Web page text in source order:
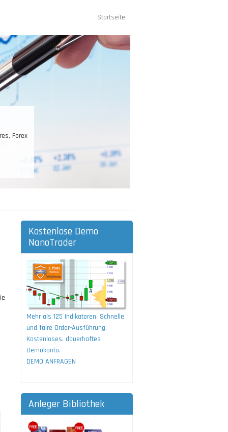
Startseite
Ihr
Kostenlose Demo
NanoTrader
Mehr als 125 Indikatoren. Schnelle
und faire Order-Ausführung.
Kostenloses, dauerhaftes
Demokonto.
DEMO ANFRAGEN
Anleger Bibliothek